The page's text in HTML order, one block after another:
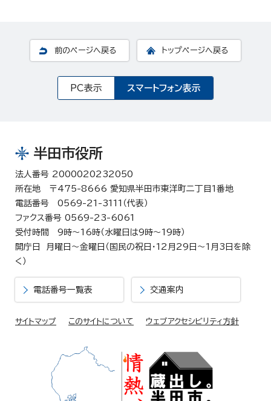
前のページへ戻る トップページへ戻る
PC表示 スマートフォン表示
半田市役所
法人番号 2000020232050
所在地 〒475-8666 愛知県半田市東洋町二丁目1番地
電話番号 0569-21-3111（代表）
ファクス番号 0569-23-6061
受付時間 9時～16時（水曜日は9時～19時）
開庁日 月曜日～金曜日（国民の祝日・12月29日～1月3日を除
く）
電話番号一覧表 交通案内
サイトマップ このサイトについて ウェブアクセシビリティ方針